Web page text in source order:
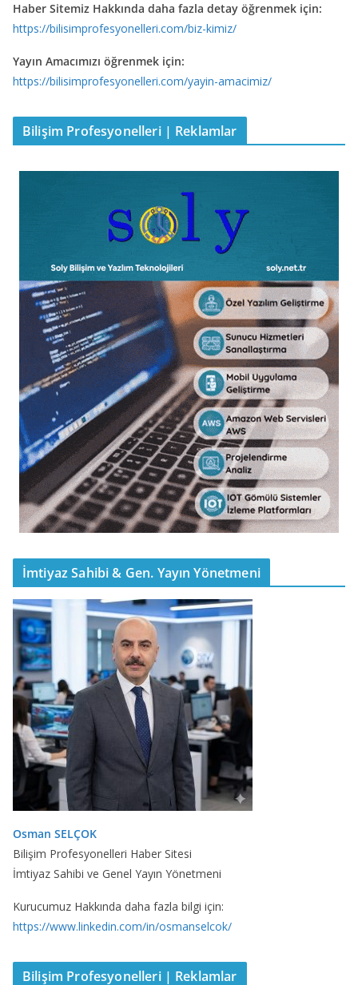
Haber Sitemiz Hakkında daha fazla detay öğrenmek için:
https://bilisimprofesyonelleri.com/biz-kimiz/
Yayın Amacımızı öğrenmek için:
https://bilisimprofesyonelleri.com/yayin-amacimiz/
Bilişim Profesyonelleri | Reklamlar
İmtiyaz Sahibi & Gen. Yayın Yönetmeni
Osman SELÇOK
Bilişim Profesyonelleri Haber Sitesi
İmtiyaz Sahibi ve Genel Yayın Yönetmeni
Kurucumuz Hakkında daha fazla bilgi için:
https://www.linkedin.com/in/osmanselcok/
Bilişim Profesyonelleri | Reklamlar